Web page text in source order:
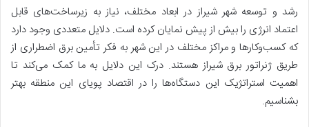
رشد و توسعه شهر شیراز در ابعاد مختلف، نیاز به زیرساخت‌های قابل
اعتماد انرژی را بیش از پیش نمایان کرده است. دلایل متعددی وجود دارد
که کسب‌وکارها و مراکز مختلف در این شهر به فکر تأمین برق اضطراری از
طریق ژنراتور برق شیراز هستند. درک این دلایل به ما کمک می‌کند تا
اهمیت استراتژیک این دستگاه‌ها را در اقتصاد پویای این منطقه بهتر
بشناسیم.